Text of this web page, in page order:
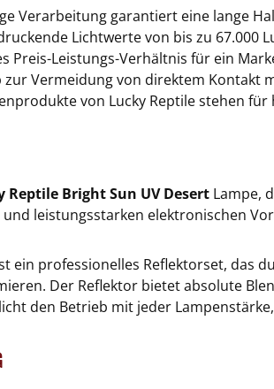
Verarbeitung garantiert eine lange
Lichtwerte von bis zu 67.000
Preis-Leistungs-Verhältnis für ein
zur Vermeidung von direktem Kontakt
von Lucky Reptile stehen für
Reptile Bright Sun UV Desert Lampe,
leistungsstarken elektronischen
ein professionelles Reflektorset, das
Der Reflektor bietet absolute
den Betrieb mit jeder